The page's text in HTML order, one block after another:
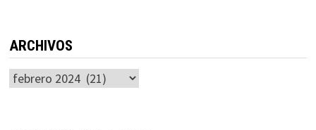
ARCHIVOS
Archivos